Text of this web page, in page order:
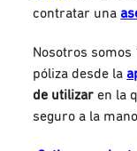
contratar una
Nosotros
póliza desde la
de utilizar en la
seguro a la